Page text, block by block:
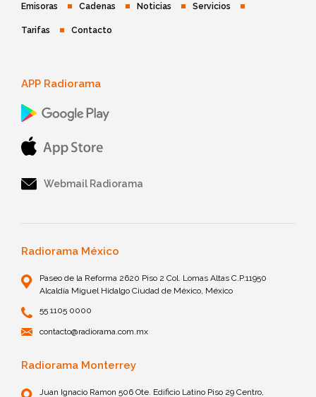
Emisoras Cadenas Noticias Servicios
Tarifas Contacto
APP Radiorama
Webmail Radiorama
Radiorama México
Paseo de la Reforma 2620 Piso 2 Col. Lomas Altas C.P.11950
Alcaldía Miguel Hidalgo Ciudad de México, México
55 1105 0000
contacto@radiorama.com.mx
Radiorama Monterrey
Juan Ignacio Ramon 506 Ote. Edificio Latino Piso 29 Centro,